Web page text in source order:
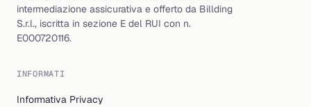
intermediazione assicurativa e offerto da Billding
S.r.l., iscritta in sezione E del RUI con n.
E000720116.
INFORMATI
Informativa Privacy